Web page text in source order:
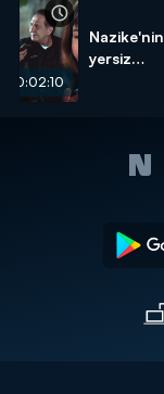
00:02:10
Nazike'nin
yersiz